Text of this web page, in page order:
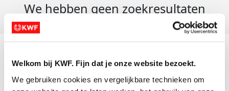
Welkom bij KWF. Fijn dat je onze website bezoekt.
We gebruiken cookies en vergelijkbare technieken om
We hebben geen zoekresultaten
Actiematerialen
Evenementen